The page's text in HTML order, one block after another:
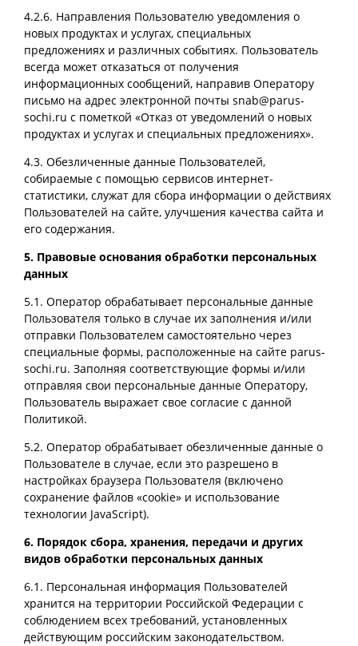
4.2.6. Направления Пользователю уведомления о
новых продуктах и услугах, специальных
предложениях и различных событиях. Пользователь
всегда может отказаться от получения
информационных сообщений, направив Оператору
письмо на адрес электронной почты snab@parus-
sochi.ru с пометкой «Отказ от уведомлений о новых
продуктах и услугах и специальных предложениях».
4.3. Обезличенные данные Пользователей,
собираемые с помощью сервисов интернет-
статистики, служат для сбора информации о действиях
Пользователей на сайте, улучшения качества сайта и
его содержания.
5. Правовые основания обработки персональных
данных
5.1. Оператор обрабатывает персональные данные
Пользователя только в случае их заполнения и/или
отправки Пользователем самостоятельно через
специальные формы, расположенные на сайте parus-
sochi.ru. Заполняя соответствующие формы и/или
отправляя свои персональные данные Оператору,
Пользователь выражает свое согласие с данной
Политикой.
5.2. Оператор обрабатывает обезличенные данные о
Пользователе в случае, если это разрешено в
настройках браузера Пользователя (включено
сохранение файлов «cookie» и использование
технологии JavaScript).
6. Порядок сбора, хранения, передачи и других
видов обработки персональных данных
6.1. Персональная информация Пользователей
хранится на территории Российской Федерации с
соблюдением всех требований, установленных
действующим российским законодательством.